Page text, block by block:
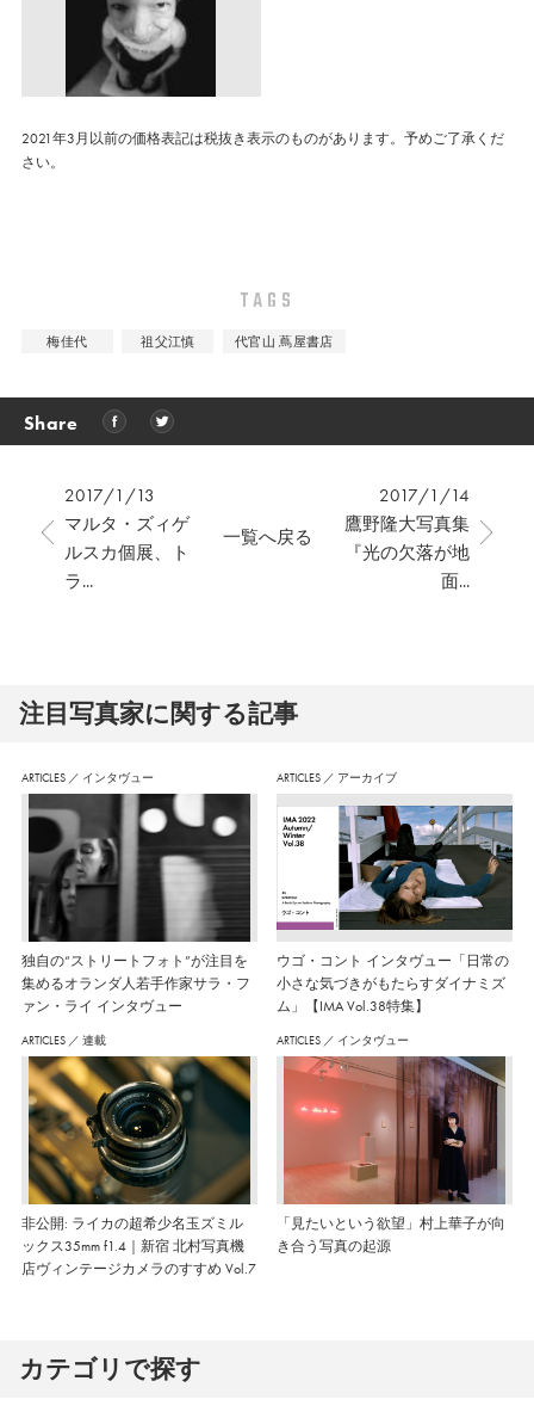
2021年3月以前の価格表記は税抜き表示のものがあります。予めご了承くだ
さい。
TAGS
梅佳代 祖父江慎 代官山 蔦屋書店
Share
2017/1/13
マルタ・ズィゲ
ルスカ個展、ト
ラ...
2017/1/14
鷹野隆大写真集
『光の欠落が地
面...
一覧へ戻る
注⽬写真家に関する記事
ARTICLES ／ インタヴュー
独自の“ストリートフォト”が注目を
集めるオランダ人若手作家サラ・フ
ァン・ライ インタヴュー
ARTICLES ／ アーカイブ
ウゴ・コント インタヴュー「日常の
小さな気づきがもたらすダイナミズ
ム」【IMA Vol.38特集】
ARTICLES ／ 連載
非公開: ライカの超希少名玉ズミル
ックス35mm f1.4｜新宿 北村写真機
店ヴィンテージカメラのすすめ Vol.7
ARTICLES ／ インタヴュー
「見たいという欲望」村上華子が向
き合う写真の起源
カテゴリで探す